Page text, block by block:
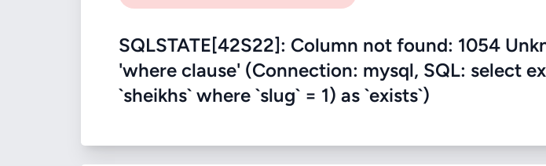
SQLSTATE[42S22]: Column not found: 1054
'where clause' (Connection: mysql, SQL: select
`sheikhs` where `slug` = 1) as `exists`)